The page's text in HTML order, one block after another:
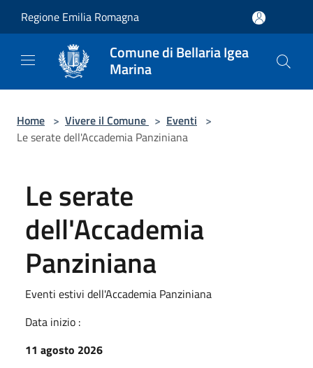
Regione Emilia Romagna
Comune di Bellaria Igea
Marina
Home > Vivere il Comune > Eventi >
Le serate dell'Accademia Panziniana
Le serate
dell'Accademia
Panziniana
Eventi estivi dell'Accademia Panziniana
Data inizio :
11 agosto 2026